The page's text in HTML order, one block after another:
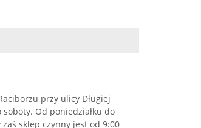
przy ulicy Długiej
soboty. Od poniedziałku do
sklep czynny jest od 9:00